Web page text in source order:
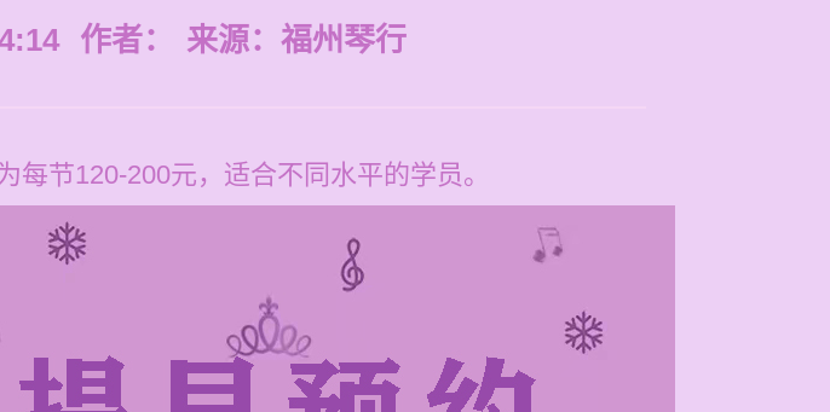
作者： 来源： 福州琴行
节120-200元，适合不同水平的学员。